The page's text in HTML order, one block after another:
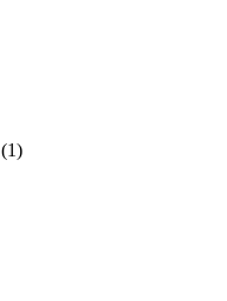
(1)